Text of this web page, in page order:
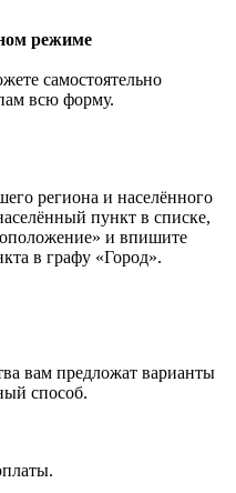
режиме
самостоятельно
всю форму.
региона и населённого
пункт в списке,
и впишите
в графу «Город».
вам предложат варианты
способ.